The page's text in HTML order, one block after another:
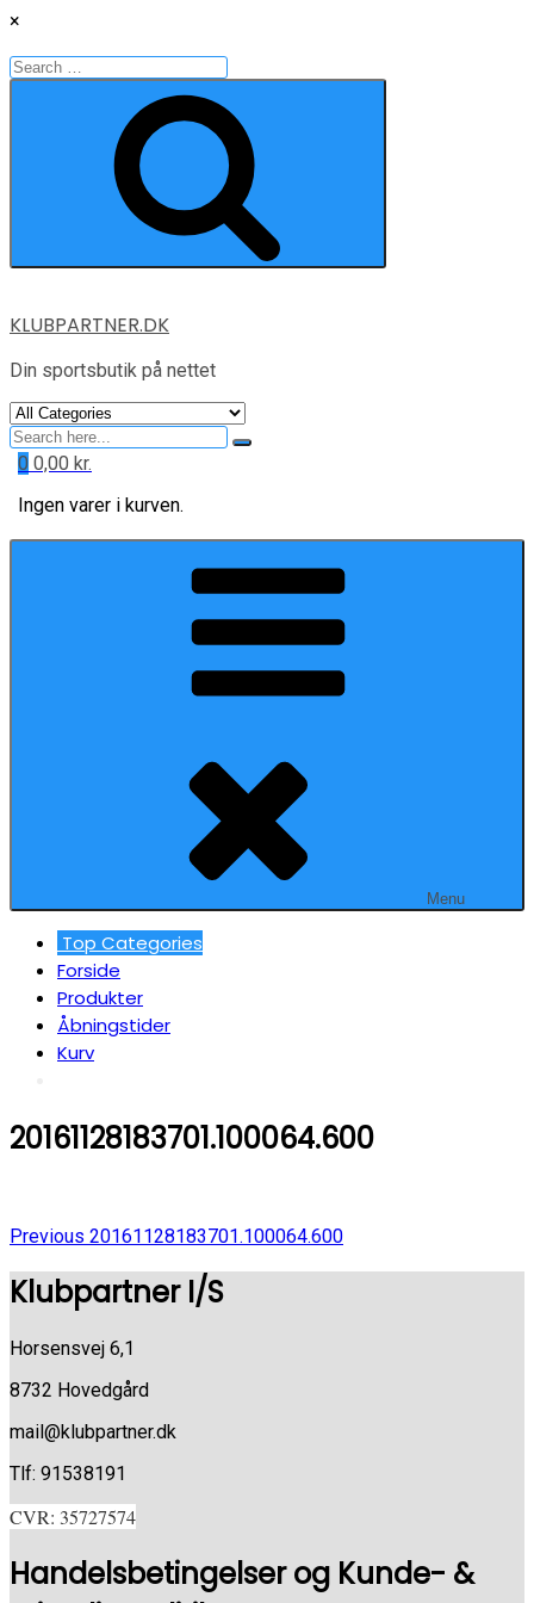
×
Search
for:
Skip
content
KLUBPARTNER.DK
Din sportsbutik på nettet
Search
for
0 0,00 kr.
Ingen varer i kurven.
Menu
Top Categories
Forside
Produkter
Åbningstider
Kurv
20161128183701.100064.600
Indlægsnavigation
Previous
Previous 20161128183701.100064.600
Klubpartner I/S
Horsensvej 6,1
8732 Hovedgård
mail@klubpartner.dk
Tlf: 91538191
CVR: 35727574
Handelsbetingelser og Kunde- &